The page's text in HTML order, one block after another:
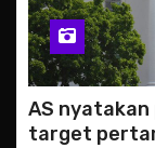
AS
target